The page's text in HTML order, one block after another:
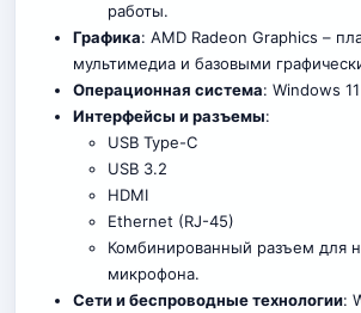
работы.
Графика: AMD Radeon Graphics –
мультимедиа и базовыми
Операционная система: Windows
Интерфейсы и разъемы:
USB Type-C
USB 3.2
HDMI
Ethernet (RJ-45)
Комбинированный разъем для
микрофона.
Сети и беспроводные технологии: